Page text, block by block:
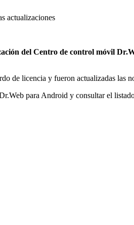
actualizaciones
del Centro de control móvil
de licencia y fueron actualizadas las
para Android y consultar el